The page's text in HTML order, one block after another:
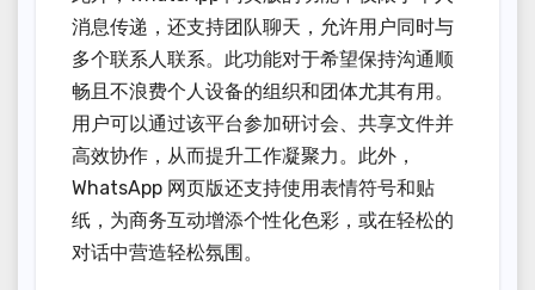
消息传递，还支持团队聊天，允许用户同时与
多个联系人联系。此功能对于希望保持沟通顺
畅且不浪费个人设备的组织和团体尤其有用。
用户可以通过该平台参加研讨会、共享文件并
高效协作，从而提升工作凝聚力。此外，
WhatsApp 网页版还支持使用表情符号和贴
纸，为商务互动增添个性化色彩，或在轻松的
对话中营造轻松氛围。